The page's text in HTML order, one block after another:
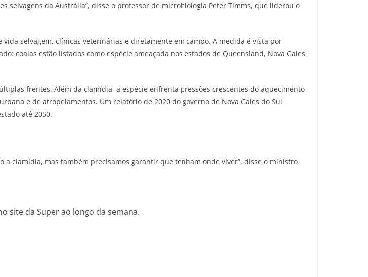
selvagens da Austrália”, disse o professor de microbiologia Peter Timms, que liderou o
selvagem, clínicas veterinárias e diretamente em campo. A medida é vista por
coalas estão listados como espécie ameaçada nos estados de Queensland, Nova Gales
frentes. Além da clamídia, a espécie enfrenta pressões crescentes do aquecimento
e de atropelamentos. Um relatório de 2020 do governo de Nova Gales do Sul
até 2050.
a clamídia, mas também precisamos garantir que tenham onde viver”, disse o ministro
site da Super ao longo da semana.